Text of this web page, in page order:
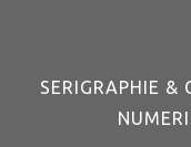
SERIGRAPHIE &